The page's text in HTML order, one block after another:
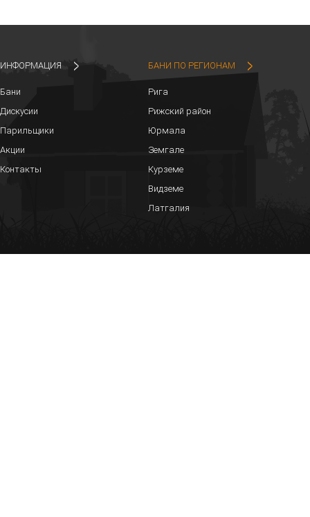
ИНФОРМАЦИЯ
Бани
Дискусии
Парильщики
Акции
Контакты
БАНИ ПО РЕГИОНАМ
Рига
Рижский район
Юрмала
Земгале
Курземе
Видземе
Латгалия